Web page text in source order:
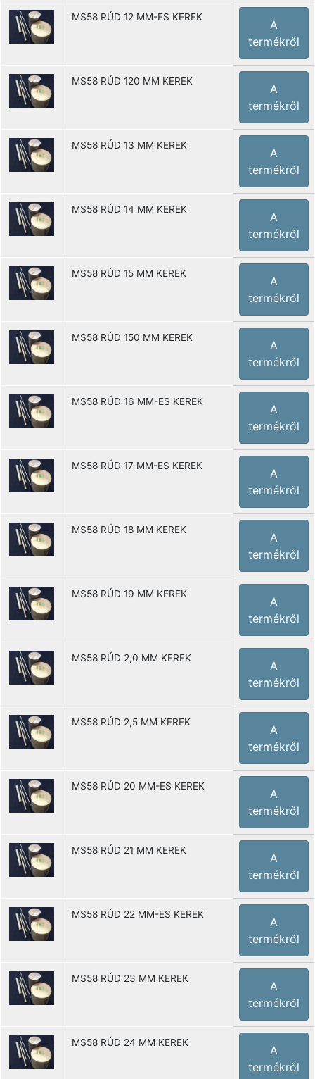
MS58 RÚD 12 MM-ES KEREK
A
termékről
MS58 RÚD 120 MM KEREK
A
termékről
MS58 RÚD 13 MM KEREK
A
termékről
MS58 RÚD 14 MM KEREK
A
termékről
MS58 RÚD 15 MM KEREK
A
termékről
MS58 RÚD 150 MM KEREK
A
termékről
MS58 RÚD 16 MM-ES KEREK
A
termékről
MS58 RÚD 17 MM-ES KEREK
A
termékről
MS58 RÚD 18 MM KEREK
A
termékről
MS58 RÚD 19 MM KEREK
A
termékről
MS58 RÚD 2,0 MM KEREK
A
termékről
MS58 RÚD 2,5 MM KEREK
A
termékről
MS58 RÚD 20 MM-ES KEREK
A
termékről
MS58 RÚD 21 MM KEREK
A
termékről
MS58 RÚD 22 MM-ES KEREK
A
termékről
MS58 RÚD 23 MM KEREK
A
termékről
MS58 RÚD 24 MM KEREK
A
termékről